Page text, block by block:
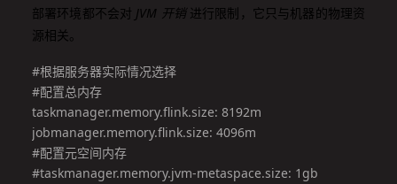
部署环境都不会对 JVM 开销进行限制，它只与机器的物理资
源相关。
#根据服务器实际情况选择
#配置总内存
taskmanager.memory.flink.size: 8192m
jobmanager.memory.flink.size: 4096m
#配置元空间内存
#taskmanager.memory.jvm-metaspace.size: 1gb